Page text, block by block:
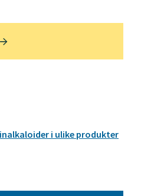
i ulike produkter